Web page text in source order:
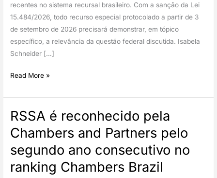
recentes no sistema recursal brasileiro. Com a sanção da Lei
15.484/2026, todo recurso especial protocolado a partir de 3
de setembro de 2026 precisará demonstrar, em tópico
específico, a relevância da questão federal discutida. Isabela
Schneider […]
Filtro
relevância
no
STJ:
o
que
muda
para
Read More »
RSSA é reconhecido pela
Chambers and Partners pelo
segundo ano consecutivo no
ranking Chambers Brazil